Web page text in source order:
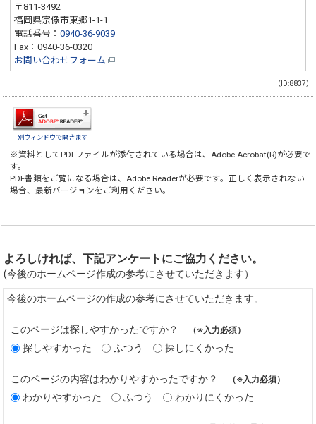
〒811-3492
福岡県宗像市東郷1-1-1
電話番号：0940-36-9039
Fax：0940-36-0320
お問い合わせフォーム
（ID:8837）
別ウィンドウで開きます
※資料としてPDFファイルが添付されている場合は、Adobe Acrobat(R)が必要で
す。
PDF書類をご覧になる場合は、Adobe Readerが必要です。正しく表示されない
場合、最新バージョンをご利用ください。